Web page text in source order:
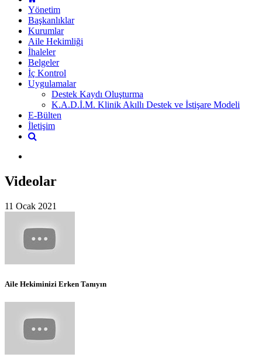
Yönetim
Başkanlıklar
Kurumlar
Aile Hekimliği
İhaleler
Belgeler
İç Kontrol
Uygulamalar
Destek Kaydı Oluşturma
K.A.D.İ.M. Klinik Akıllı Destek ve İstişare Modeli
E-Bülten
İletişim
Videolar
11 Ocak 2021
Aile Hekiminizi Erken Tanıyın